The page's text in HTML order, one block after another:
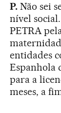
P.Não sei
nível
PETRA
entidades
Espanhola
para a
meses, a